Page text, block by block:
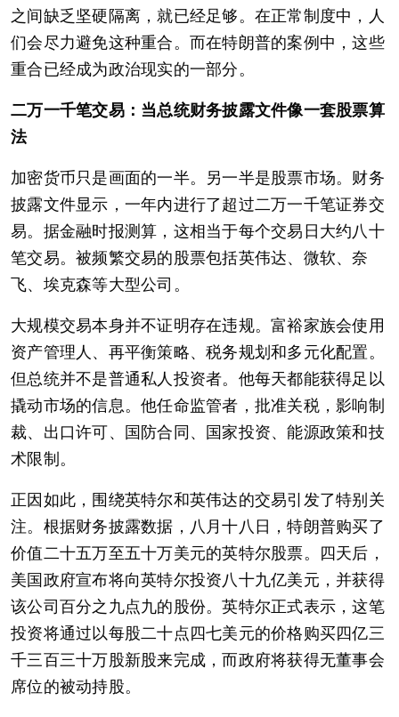
之间缺乏坚硬隔离，就已经足够。在正常制度中，人
们会尽力避免这种重合。而在特朗普的案例中，这些
重合已经成为政治现实的一部分。
二万一千笔交易：当总统财务披露文件像一套股票算
法
加密货币只是画面的一半。另一半是股票市场。财务
披露文件显示，一年内进行了超过二万一千笔证券交
易。据金融时报测算，这相当于每个交易日大约八十
笔交易。被频繁交易的股票包括英伟达、微软、奈
飞、埃克森等大型公司。
大规模交易本身并不证明存在违规。富裕家族会使用
资产管理人、再平衡策略、税务规划和多元化配置。
但总统并不是普通私人投资者。他每天都能获得足以
撬动市场的信息。他任命监管者，批准关税，影响制
裁、出口许可、国防合同、国家投资、能源政策和技
术限制。
正因如此，围绕英特尔和英伟达的交易引发了特别关
注。根据财务披露数据，八月十八日，特朗普购买了
价值二十五万至五十万美元的英特尔股票。四天后，
美国政府宣布将向英特尔投资八十九亿美元，并获得
该公司百分之九点九的股份。英特尔正式表示，这笔
投资将通过以每股二十点四七美元的价格购买四亿三
千三百三十万股新股来完成，而政府将获得无董事会
席位的被动持股。